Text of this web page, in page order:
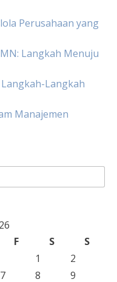
Perusahaan yang
Langkah Menuju
Langkah
Manajemen
F S
S
1
2
7 8 9